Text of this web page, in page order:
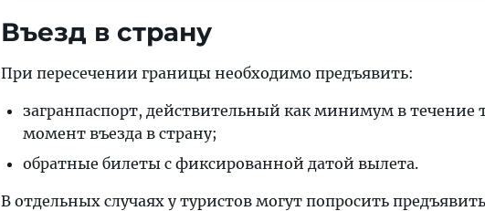
Въезд в страну
При пересечении границы необходимо предъявить:
загранпаспорт, действительный как минимум в течение
момент въезда в страну;
обратные билеты с фиксированной датой вылета.
В отдельных случаях у туристов могут попросить